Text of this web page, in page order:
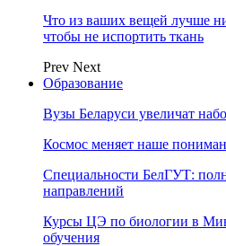
Что из ваших вещей лучше
чтобы не испортить ткань
Prev Next
Образование
Вузы Беларуси увеличат
Космос меняет наше
Специальности БелГУТ:
направлений
Курсы ЦЭ по биологии в
обучения